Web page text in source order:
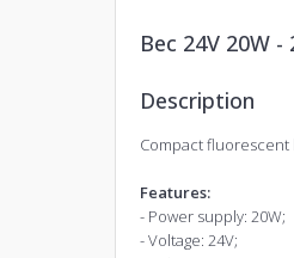
Bec 24V 20W -
Description
Compact fluorescent
Features:
- Power supply: 20W;
- Voltage: 24V;